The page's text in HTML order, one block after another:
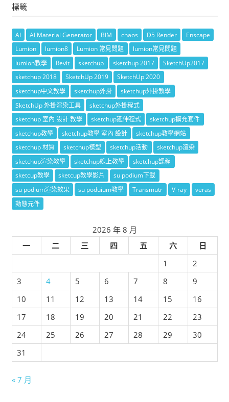
標籤
AI AI Material Generator BIM chaos D5 Render
Enscape
Lumion
lumion8 Lumion 常見問題
lumion常見問題
lumion教學
Revit sketchup sketchup 2017
SketchUp2017
sketchup 2018
SketchUp 2019
SketchUp 2020
sketchup中文教學
sketchup外掛
sketchup外掛教學
SketchUp 外掛渲染工具
sketchup外掛程式
sketchup 室內 設計 教學
sketchup延伸程式
sketchup擴充套件
sketchup教學
sketchup教學 室內 設計
sketchup教學網站
sketchup 材質
sketchup模型 sketchup活動
sketchup渲染
sketchup渲染教學
sketchup線上教學
sketchup課程
sketcup教學
sketcup教學影片
su podium下載
su podium渲染效果
su poduium教學 Transmutr V-ray
veras
動態元件
2026 年 8 月
一
二 三 四 五 六
日
1
2
3
4 5 6 7 8
9
10
11 12 13 14 15
16
17
18 19 20 21 22
23
24
25 26 27 28 29
30
31
« 7 月